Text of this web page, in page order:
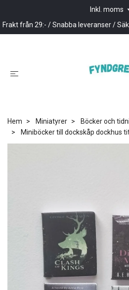
Inkl. moms
Frakt från 29:- / Snabba leveranser /
Hem Miniatyrer
Böcker och
Miniböcker till dockskåp dockhus